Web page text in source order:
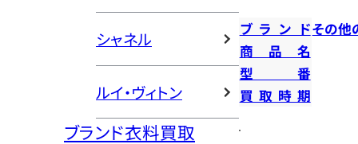
シャネル
ルイ・ヴィトン
ブランド衣料買取
ブランドその他
商品名
型番
買取時期